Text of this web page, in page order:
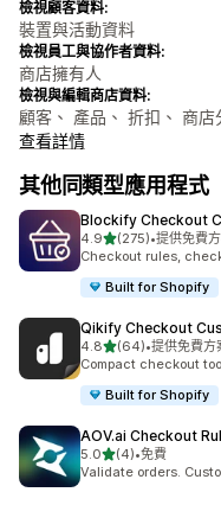
檢視顧客資料:
裝置與活動資料
檢視員工與協作者資料:
商店擁有人
檢視與編輯商店資料:
顧客、 產品、 折扣、 商
查看詳情
其他同類型應用程式
Blockify Checkout
4.9滿分 5 顆星
(275)
共有 275 則評價
•提供免費
Checkout rules,
Built for Shopify
Qikify Checkout
4.8滿分 5 顆星
(64)
共有 64 則評價
•提供免費方
Compact checkout
Built for Shopify
AOV.ai Checkout
5.0滿分 5 顆星
(4)
共有 4 則評價
•免費
Validate orders.